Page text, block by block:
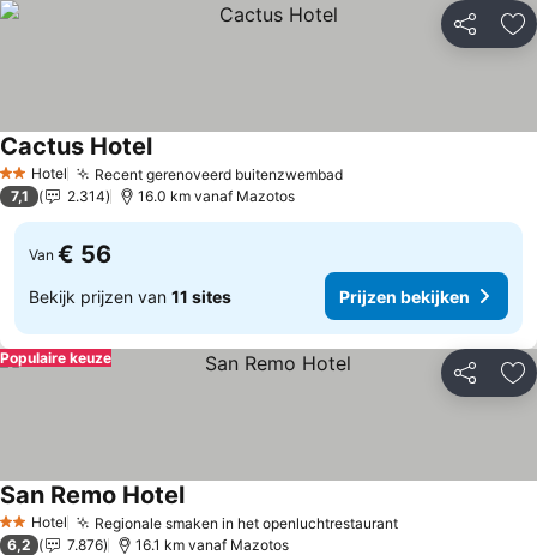
Delen
2 Sterren
Hotel Recent gerenoveerd buitenzwembadPrijzen bekijken
Cactus HotelPrijzen bekijken
7,1 2.314 16.0 km vanaf Mazotos
Van € 56
Bekijk prijzen van 11 sites Prijzen bekijken
Delen
Populaire keuze
2 Sterren
Hotel Regionale smaken in het openluchtrestaurantPrijzen
San Remo HotelPrijzen bekijken
6,2 7.876 16.1 km vanaf Mazotos